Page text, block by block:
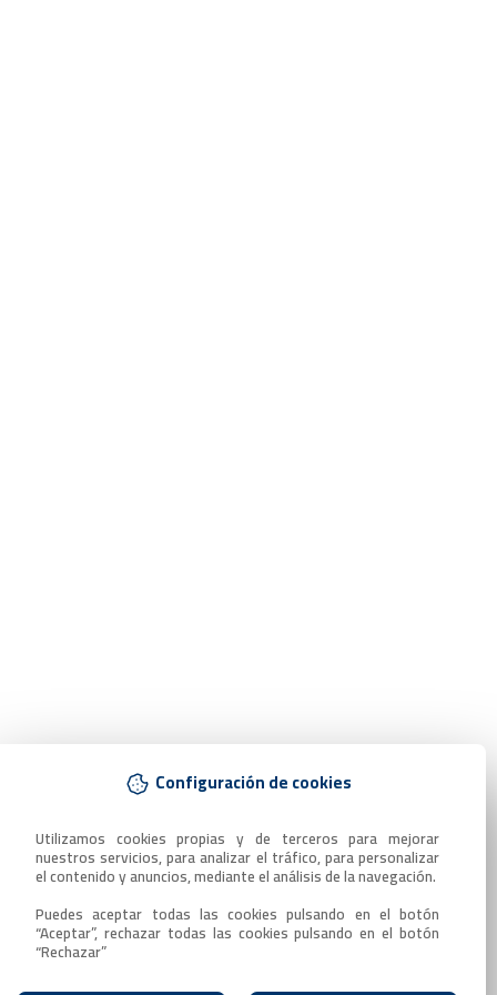
Configuración de cookies
Utilizamos cookies propias y de terceros para mejorar
nuestros servicios, para analizar el tráfico, para personalizar
el contenido y anuncios, mediante el análisis de la navegación.
Puedes aceptar todas las cookies pulsando en el botón
“Aceptar”, rechazar todas las cookies pulsando en el botón
“Rechazar”